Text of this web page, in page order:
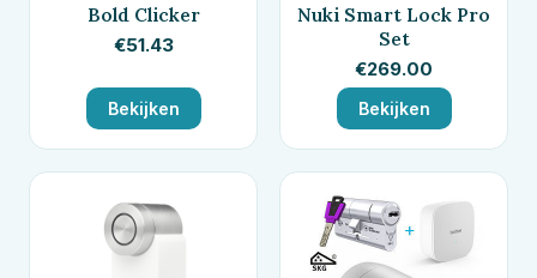
Bold Clicker
€51.43
Bekijken
Nuki Smart Lock Pro
Set
€269.00
Bekijken